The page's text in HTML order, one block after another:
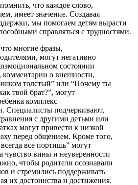
что каждое слово,
имеет значение. Создавая
мы помогаем детям вырасти
справляться с трудностями.
многие фразы,
могут негативно
состоянии
комментарии о внешности,
толстый” или “Почему ты
твой брат?”, могут
комплекс
Специалисты подчеркивают,
с другими детьми или
могут привести к низкой
перед общением. Кроме того,
все портишь” могут
чувство вины и неуверенности
чтобы родители осознавали
и стремились поддерживать
их достоинства и достижения.